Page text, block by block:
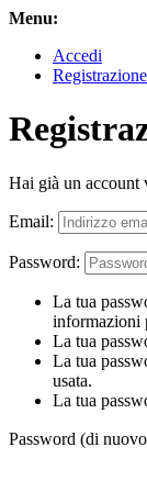
Menu:
Accedi
Registrazione
Hai già un account
Email:
Password:
La tua
informazioni
La tua
La tua
usata.
La tua
Password (di